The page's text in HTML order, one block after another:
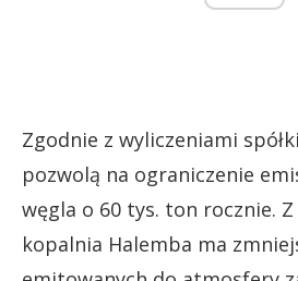
Zgodnie z wyliczeniami
pozwolą na ograniczenie
węgla o 60 tys. ton rocznie.
kopalnia Halemba ma